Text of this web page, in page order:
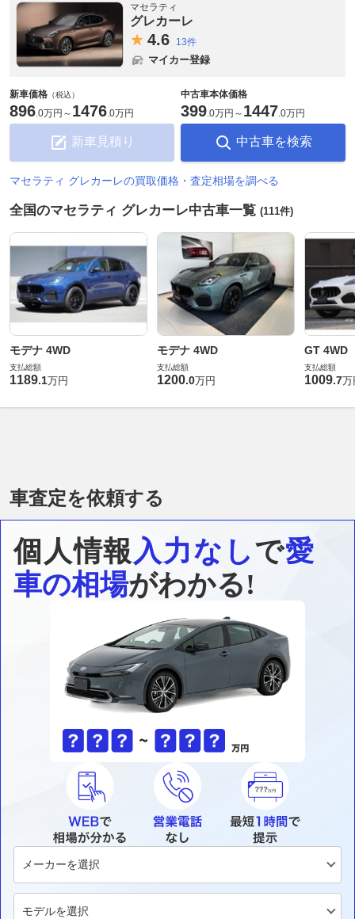
マセラティ
グレカーレ
4.6 13件
マイカー登録
新車価格 （税込）
896.0万円 ～ 1476.0万円
新車見積り
中古車本体価格
399.0万円 ～ 1447.0万円
中古車を検索
マセラティ グレカーレの買取価格・査定相場を調べる
全国のマセラティ グレカーレ中古車一覧 (111件)
モデナ 4WD
支払総額
1189.1万円
モデナ 4WD
支払総額
1200.0万円
GT 4WD
支払総額
1009.7万
車査定を依頼する
個人情報入力なしで愛
車の相場がわかる!